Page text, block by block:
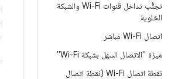
تجنُّب تداخل قنوات Wi-Fi والشبكة
الخلوية
اتصال Wi-Fi مباشر
ميزة "الاتصال السهل بشبكة Wi-Fi"
نقطة اتصال Wi-Fi (نقطة اتصال